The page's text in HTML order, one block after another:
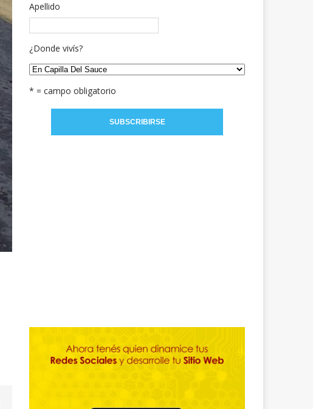
Apellido
¿Donde vivís?
* = campo obligatorio